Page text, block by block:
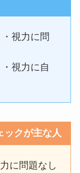
視力に問
視力に自
クが主な人
に問題なし